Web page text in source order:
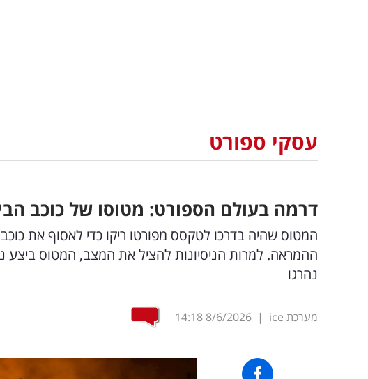
עסקי ספורט
דרמה בעולם הספורט: מטוסו של כוכב
המטוס שהיה בדרכו לטקסס מפורטו ריקו כדי לאסוף את
ההמראה. למרות הניסיונות להציל את המצב, המטוס
נהרגו
מערכת ice |
8/6/2026
14:18